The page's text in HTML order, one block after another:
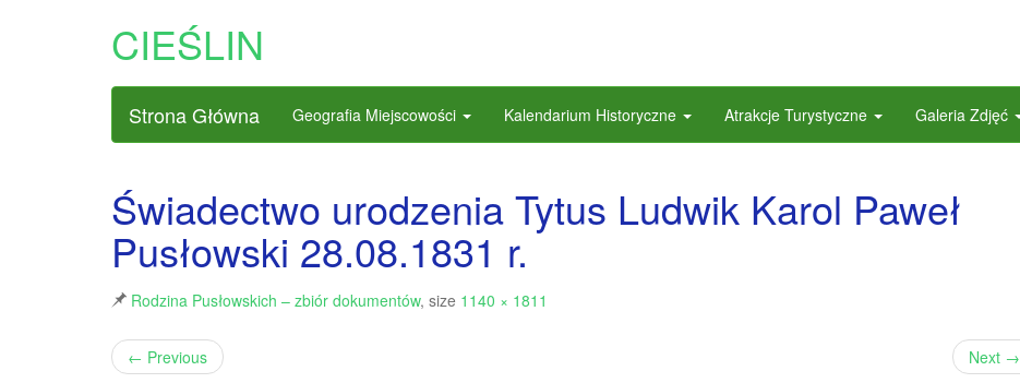
CIEŚLIN
Strona Główna Geografia Miejscowości Kalendarium Historyczne Atrakcje Turystyczne Galeria Zdjęć
Świadectwo urodzenia Tytus Ludwik Karol Paweł
Pusłowski 28.08.1831 r.
Rodzina Pusłowskich – zbiór dokumentów, size 1140 × 1811
← Previous Next →